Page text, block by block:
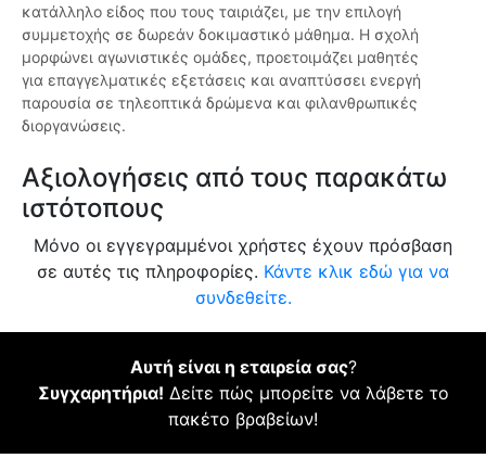
κατάλληλο είδος που τους ταιριάζει, με την επιλογή
συμμετοχής σε δωρεάν δοκιμαστικό μάθημα. Η σχολή
μορφώνει αγωνιστικές ομάδες, προετοιμάζει μαθητές
για επαγγελματικές εξετάσεις και αναπτύσσει ενεργή
παρουσία σε τηλεοπτικά δρώμενα και φιλανθρωπικές
διοργανώσεις.
Αξιολογήσεις από τους παρακάτω
ιστότοπους
Μόνο οι εγγεγραμμένοι χρήστες έχουν πρόσβαση
σε αυτές τις πληροφορίες. Κάντε κλικ εδώ για να
συνδεθείτε.
Αυτή είναι η εταιρεία σας?
Συγχαρητήρια! Δείτε πώς μπορείτε να λάβετε το
πακέτο βραβείων!